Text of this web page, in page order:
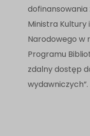
Ministra Kultury
Narodowego w
Programu
zdalny dostęp
wydawniczych”.